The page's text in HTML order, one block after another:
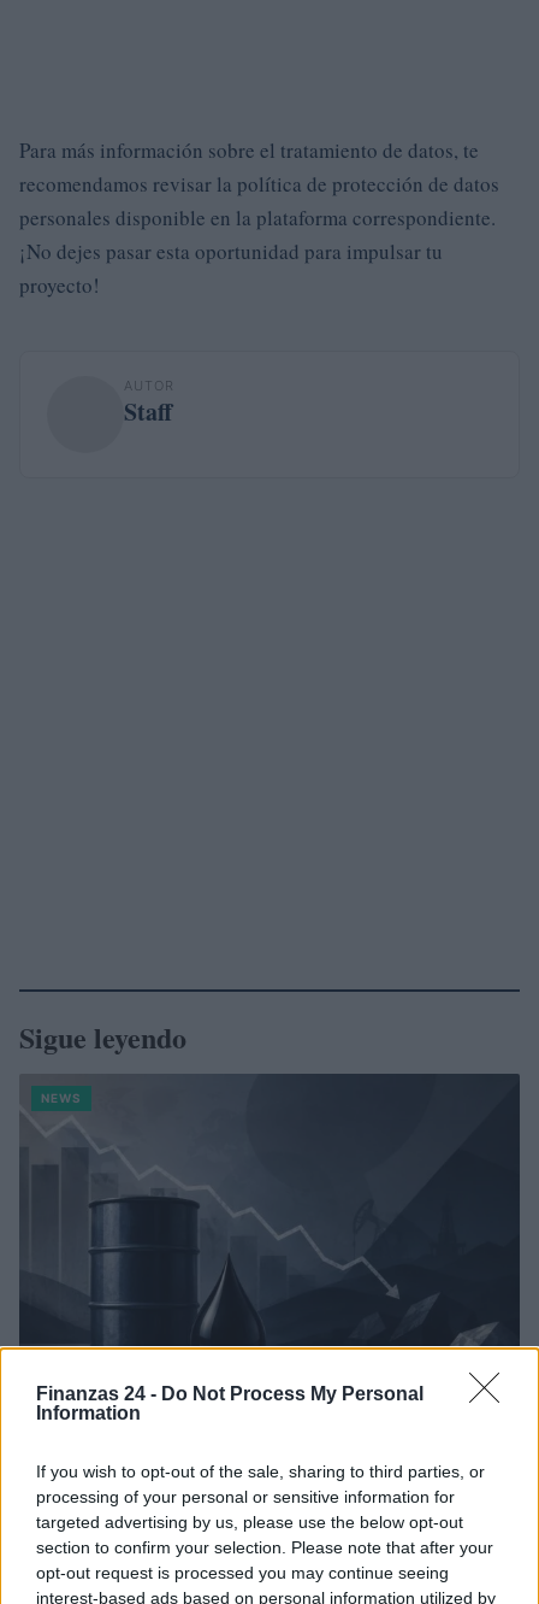
Finanzas 24 - Do Not Process My Personal
Information
If you wish to opt-out of the sale, sharing to third parties, or
processing of your personal or sensitive information for
targeted advertising by us, please use the below opt-out
section to confirm your selection. Please note that after your
opt-out request is processed you may continue seeing
interest-based ads based on personal information utilized by
Para más información sobre el tratamiento de datos, te
recomendamos revisar la política de protección de datos
personales disponible en la plataforma correspondiente.
¡No dejes pasar esta oportunidad para impulsar tu
proyecto!
AUTOR
Staff
Sigue leyendo
NEWS
Lucía Herrera · 6 Ago 2026
CRIPTOMONEDAS